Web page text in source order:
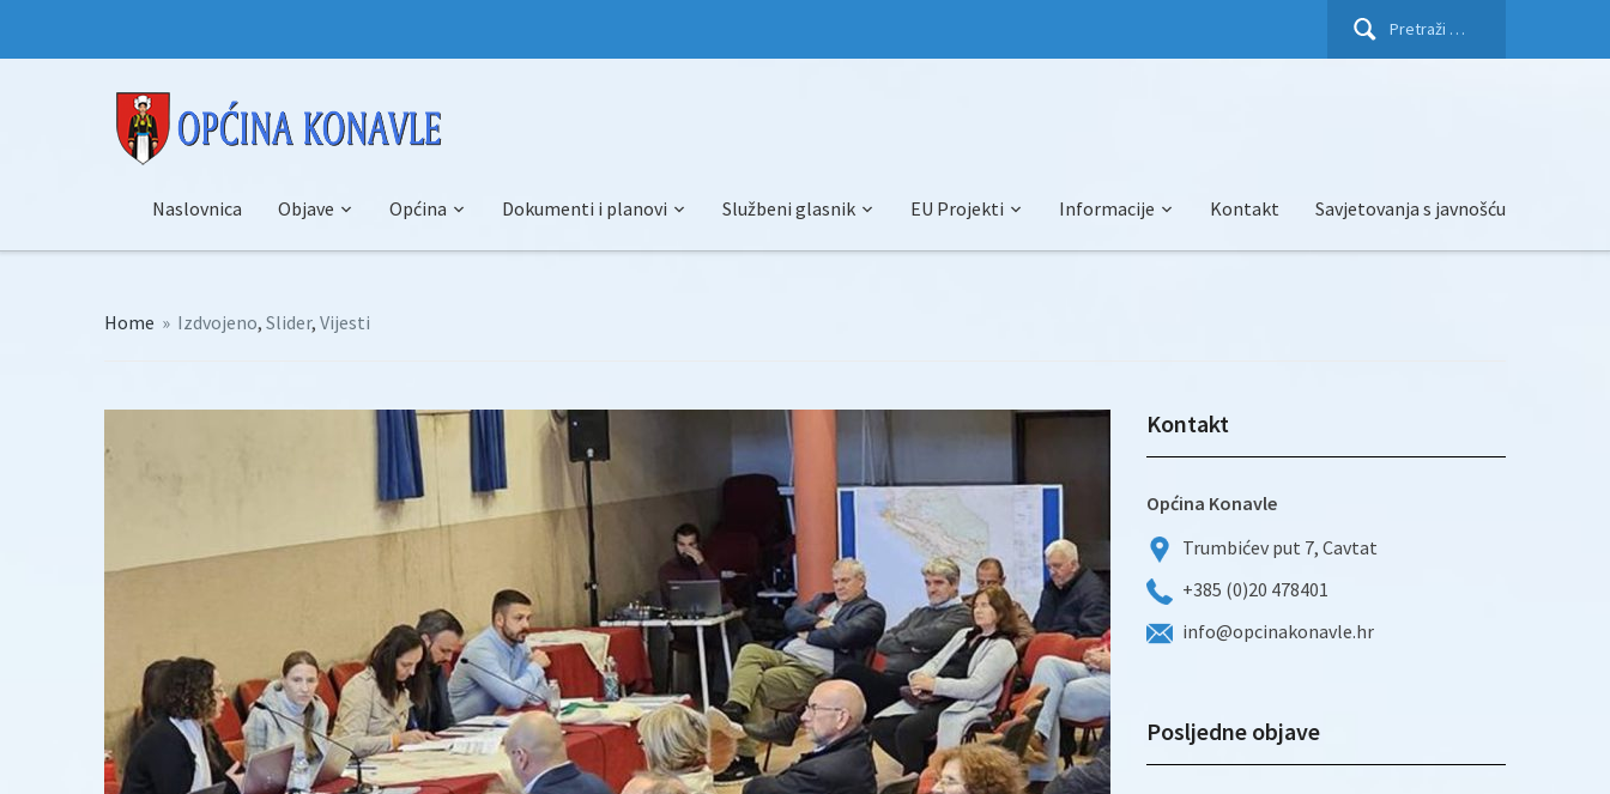
Pretraži:
Naslovnica Objave Općina Dokumenti i planovi Službeni glasnik EU Projekti Informacije Kontakt Savjetovanja s javnošću
Home » Izdvojeno, Slider, Vijesti
Kontakt
Općina Konavle
Trumbićev put 7, Cavtat
+385 (0)20 478401
info@opcinakonavle.hr
Posljedne objave